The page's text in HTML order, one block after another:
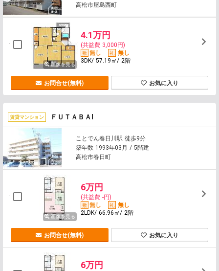
高松市屋島西町
画像を見る
4.1万円
(共益費 3,000円)
無し
無し
3DK/ 57.19㎡/ 2階
お問合せ(無料) お気に入り
賃貸マンション ＦＵＴＡＢＡⅠ
ことでん春日川駅 徒歩9分
築年数 1993年03月 / 5階建
高松市春日町
画像を見る
6万円
(共益費 -円)
無し
無し
2LDK/ 66.96㎡/ 2階
お問合せ(無料) お気に入り
6万円